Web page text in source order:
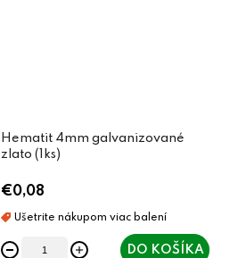
Hematit 4mm galvanizované
zlato (1ks)
€0,08
DO KOŠÍKA